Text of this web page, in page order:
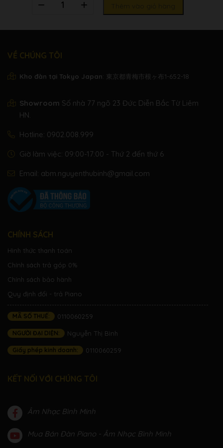
VỀ CHÚNG TÔI
Kho đàn tại Tokyo Japan: 東京都青梅市根ヶ布1-652-18
Showroom Số nhà 77 ngõ 23 Đức Diễn Bắc Từ Liêm
HN.
Hotline: 0902.008.999
Giờ làm việc: 09:00-17:00 - Thứ 2 đến thứ 6
Email: abm.nguyenthubinh@gmail.com
CHÍNH SÁCH
Hình thức thanh toán
Chính sách trả góp 0%
Chính sách bảo hành
Quy định đổi - trả Piano
MÃ SỐ THUẾ: 0110060259
NGƯỜI ĐẠI DIỆN: Nguyễn Thị Bình
Giấy phép kinh doanh: 0110060259
KẾT NỐI VỚI CHÚNG TÔI
Âm Nhạc Bình Minh
Mua Bán Đàn Piano - Âm Nhạc Bình Minh